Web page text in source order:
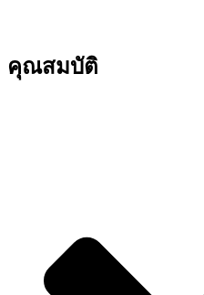
คุณสมบัติ